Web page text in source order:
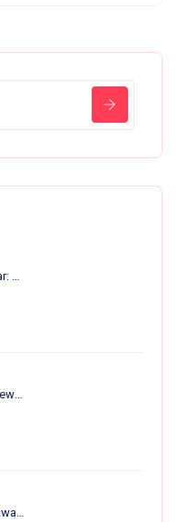
Dari Kandang Ke Pasar: 13 Anakan Lahir Dalam Sebulan, Nirvana Farm Bumiroso Tunjukkan Perkembangan Pesat
Lokadesa Salurkan Hewan Kurban Ke 75.138 Warga Pelosok Di 25 Provinsi
Rembuk Tani SPM (Sawah Pokok Murah) Se-Jawa Barat: Perkuat Kolaborasi Petani Untuk Kemandirian Dan Ketahanan Pangan